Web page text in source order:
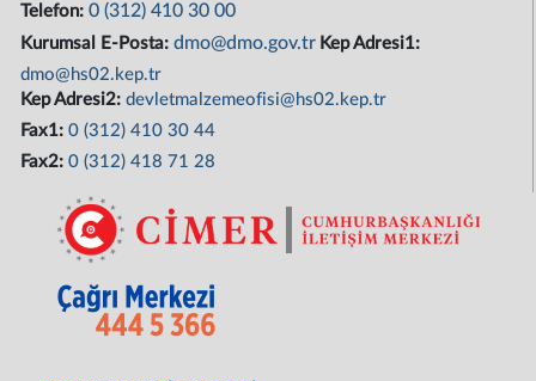
Telefon:0 (312) 410 30 00
Kurumsal E-Posta:dmo@dmo.gov.tr Kep Adresi1:
dmo@hs02.kep.tr
Kep Adresi2:devletmalzemeofisi@hs02.kep.tr
Fax1:0 (312) 410 30 44
Fax2:0 (312) 418 71 28